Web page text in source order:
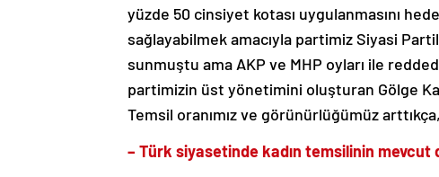
yüzde 50 cinsiyet kotası uygulanmasını
sağlayabilmek amacıyla partimiz Siyasi
sunmuştu ama AKP ve MHP oyları ile
partimizin üst yönetimini oluşturan Gölge
Temsil oranımız ve görünürlüğümüz
– Türk siyasetinde kadın temsilinin